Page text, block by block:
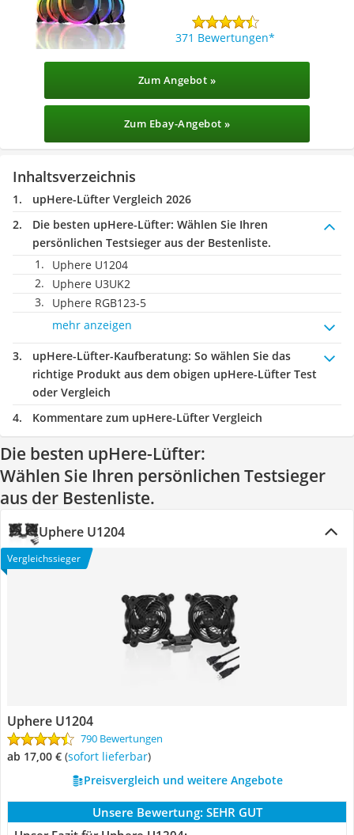
371 Bewertungen
Zum Angebot »
Zum Ebay-Angebot »
Inhaltsverzeichnis
upHere-Lüfter Vergleich 2026
Die besten upHere-Lüfter: Wählen Sie Ihren
persönlichen Testsieger aus der Bestenliste.
Uphere U1204
Uphere U3UK2
Uphere RGB123-5
mehr anzeigen
upHere-Lüfter-Kaufberatung: So wählen Sie das
richtige Produkt aus dem obigen upHere-Lüfter Test
oder Vergleich
Kommentare zum upHere-Lüfter Vergleich
Die besten upHere-Lüfter:
Wählen Sie Ihren persönlichen Testsieger
aus der Bestenliste.
Uphere U1204
Vergleichssieger
Uphere U1204
790 Bewertungen
ab 17,00 € ( Sofort lieferbar)
Preisvergleich und weitere Angebote
Unsere Bewertung: SEHR GUT